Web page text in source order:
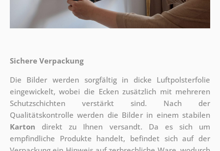
Sichere Verpackung
Die Bilder werden sorgfältig in dicke Luftpolsterfolie
eingewickelt, wobei die Ecken zusätzlich mit mehreren
Schutzschichten verstärkt sind. Nach der
Qualitätskontrolle werden die Bilder in einem stabilen
Karton direkt zu Ihnen versandt. Da es sich um
empfindliche Produkte handelt, befindet sich auf der